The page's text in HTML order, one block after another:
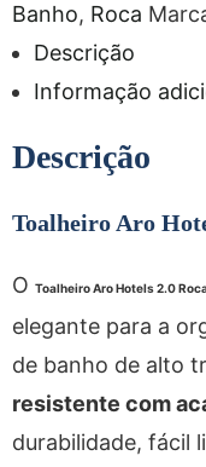
Banho, Roca
Descrição
Informação
Descrição
Toalheiro Aro
O Toalheiro Aro Hotels 2.0
elegante para a
de banho de alto
resistente com
durabilidade, fácil